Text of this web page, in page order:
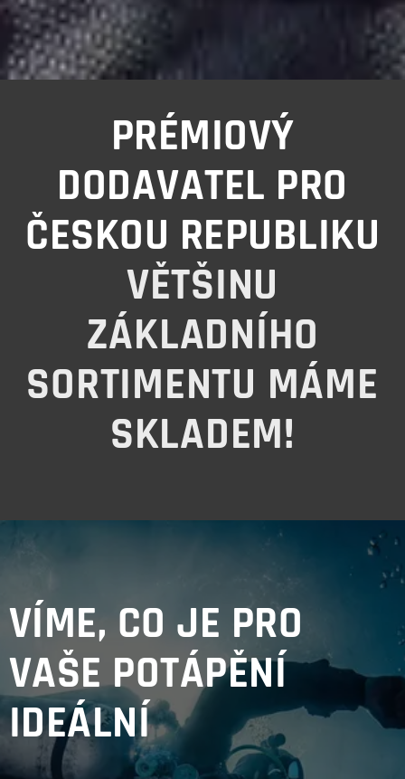
PRÉMIOVÝ
DODAVATEL PRO
ČESKOU REPUBLIKU
VĚTŠINU
ZÁKLADNÍHO
SORTIMENTU MÁME
SKLADEM!
VÍME, CO JE PRO
VAŠE POTÁPĚNÍ
IDEÁLNÍ